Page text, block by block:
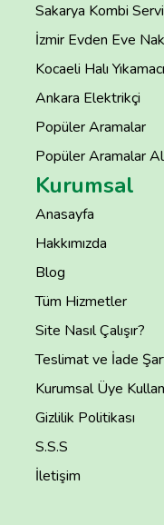
Sakarya Kombi
İzmir Evden Eve
Kocaeli Halı
Ankara Elektrikçi
Popüler Aramalar
Popüler Aramalar
Kurumsal
Anasayfa
Hakkımızda
Blog
Tüm Hizmetler
Site Nasıl Çalışır?
Teslimat ve İade
Kurumsal Üye
Gizlilik Politikası
S.S.S
İletişim